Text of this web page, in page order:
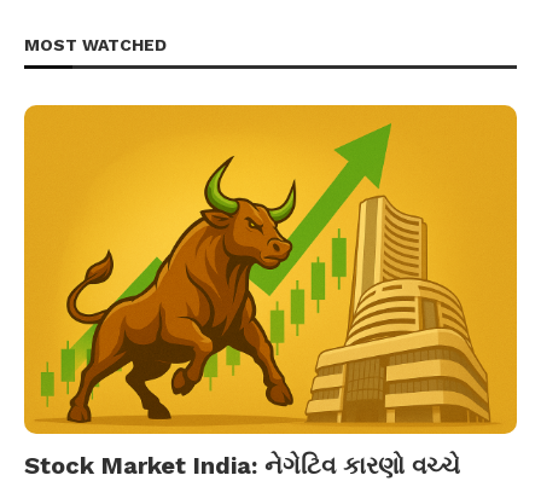
MOST WATCHED
Stock Market India: નેગેટિવ કારણો વચ્ચે